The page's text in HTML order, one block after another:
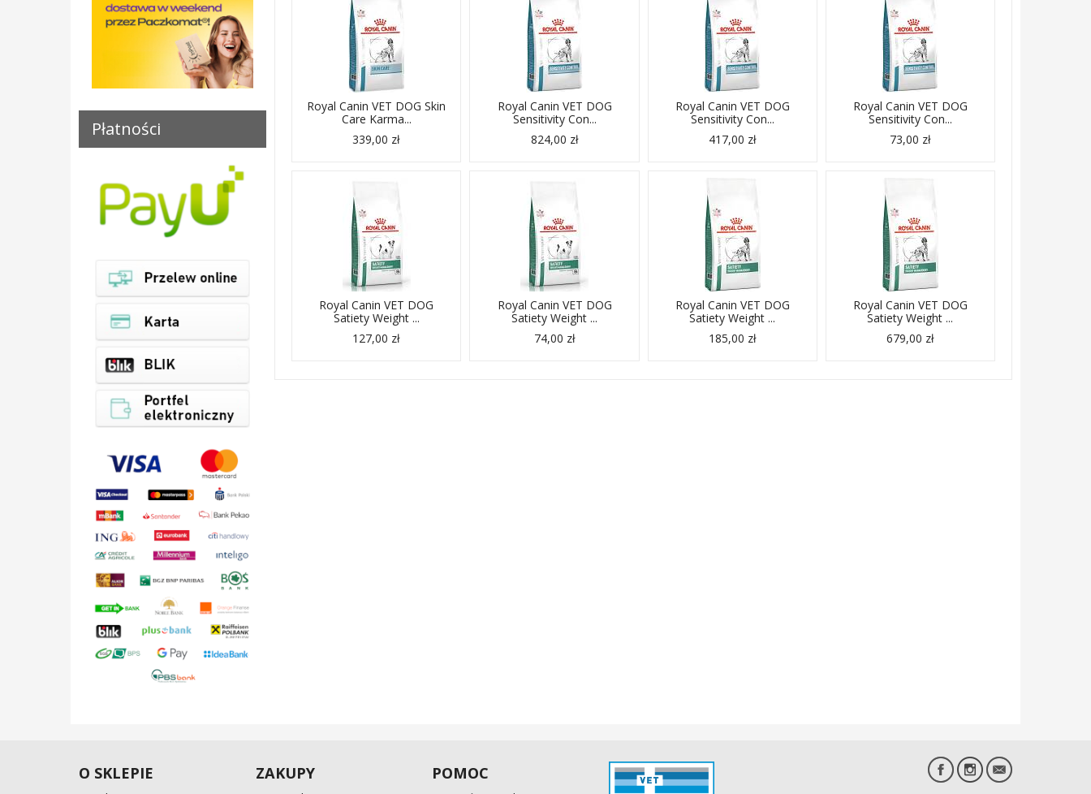
Royal Canin VET DOG Skin
Care Karma...
339,00 zł
Royal Canin VET DOG
Sensitivity Con...
824,00 zł
Royal Canin VET DOG
Sensitivity Con...
417,00 zł
Royal Canin VET DOG
Sensitivity Con...
73,00 zł
Royal Canin VET DOG
Satiety Weight ...
127,00 zł
Royal Canin VET DOG
Satiety Weight ...
74,00 zł
Royal Canin VET DOG
Satiety Weight ...
185,00 zł
Royal Canin VET DOG
Satiety Weight ...
679,00 zł
Płatności
O SKLEPIE ZAKUPY POMOC